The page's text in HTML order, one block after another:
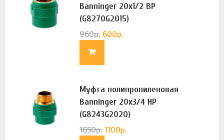
Banninger 20х1/2 ВР
(G8270G2015)
960р. 600р.
Муфта полипропиленовая
Banninger 20х3/4 НР
(G8243G2020)
1650р. 1100р.